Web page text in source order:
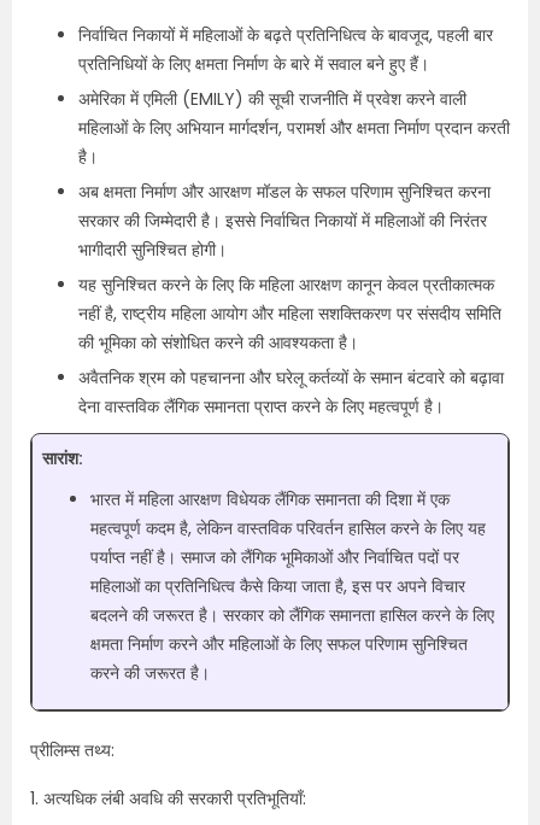
निर्वाचित निकायों में महिलाओं के बढ़ते प्रतिनिधित्व के बावजूद, पहली बार
प्रतिनिधियों के लिए क्षमता निर्माण के बारे में सवाल बने हुए हैं।
अमेरिका में एमिली (EMILY) की सूची राजनीति में प्रवेश करने वाली
महिलाओं के लिए अभियान मार्गदर्शन, परामर्श और क्षमता निर्माण प्रदान करती
है।
अब क्षमता निर्माण और आरक्षण मॉडल के सफल परिणाम सुनिश्चित करना
सरकार की जिम्मेदारी है। इससे निर्वाचित निकायों में महिलाओं की निरंतर
भागीदारी सुनिश्चित होगी।
यह सुनिश्चित करने के लिए कि महिला आरक्षण कानून केवल प्रतीकात्मक
नहीं है, राष्ट्रीय महिला आयोग और महिला सशक्तिकरण पर संसदीय समिति
की भूमिका को संशोधित करने की आवश्यकता है।
अवैतनिक श्रम को पहचानना और घरेलू कर्तव्यों के समान बंटवारे को बढ़ावा
देना वास्तविक लैंगिक समानता प्राप्त करने के लिए महत्वपूर्ण है।
सारांश:
भारत में महिला आरक्षण विधेयक लैंगिक समानता की दिशा में एक
महत्वपूर्ण कदम है, लेकिन वास्तविक परिवर्तन हासिल करने के लिए यह
पर्याप्त नहीं है। समाज को लैंगिक भूमिकाओं और निर्वाचित पदों पर
महिलाओं का प्रतिनिधित्व कैसे किया जाता है, इस पर अपने विचार
बदलने की जरूरत है। सरकार को लैंगिक समानता हासिल करने के लिए
क्षमता निर्माण करने और महिलाओं के लिए सफल परिणाम सुनिश्चित
करने की जरूरत है।
प्रीलिम्स तथ्य:
1. अत्यधिक लंबी अवधि की सरकारी प्रतिभूतियाँ: